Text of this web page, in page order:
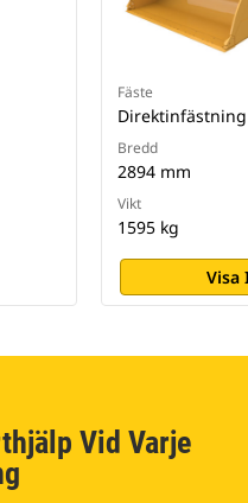
Fäste
Direktinfästning
Bredd
2894 mm
Vikt
1595 kg
Visa
Vid Varje